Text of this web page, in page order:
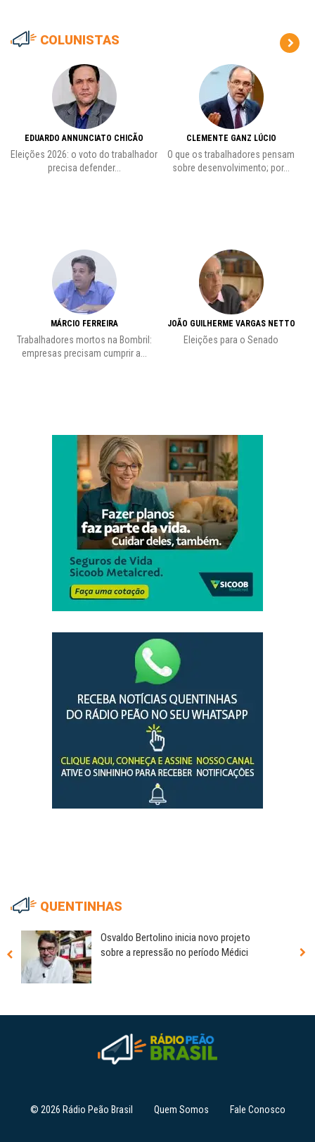
COLUNISTAS
EDUARDO ANNUNCIATO CHICÃO
Eleições 2026: o voto do trabalhador
precisa defender...
MÁRCIO FERREIRA
Trabalhadores mortos na Bombril:
empresas precisam cumprir a...
CLEMENTE GANZ LÚCIO
O que os trabalhadores pensam
sobre desenvolvimento; por...
JOÃO GUILHERME VARGAS NETTO
Eleições para o Senado
QUENTINHAS
Osvaldo Bertolino inicia novo projeto
sobre a repressão no período Médici
© 2026 Rádio Peão Brasil Quem Somos Fale Conosco